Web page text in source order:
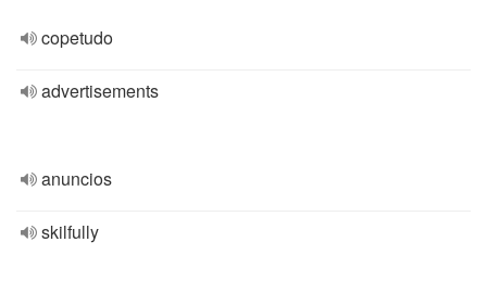
copetudo
advertisements
anuncios
skilfully